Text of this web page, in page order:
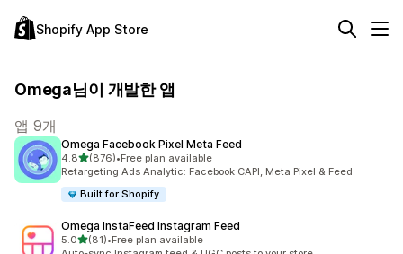
Shopify App Store
Omega님이 개발한 앱
앱 9개
Omega Facebook Pixel Meta Feed
4.8별 5개 중
(876)
총 리뷰 876개
•Free plan available
Retargeting Ads Analytic: Facebook CAPI, Meta Pixel & Feed
Built for Shopify
Omega InstaFeed Instagram Feed
5.0별 5개 중
(81)
총 리뷰 81개
•Free plan available